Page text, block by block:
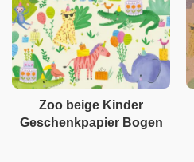
Zoo beige Kinder
Geschenkpapier Bogen